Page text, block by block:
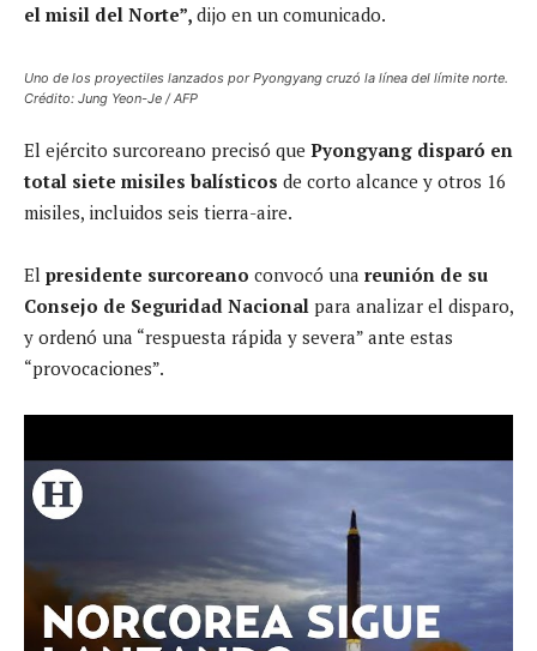
el misil del Norte”, dijo en un comunicado.
Uno de los proyectiles lanzados por Pyongyang cruzó la línea del límite norte.
Crédito: Jung Yeon-Je / AFP
El ejército surcoreano precisó que Pyongyang disparó en
total siete misiles balísticos de corto alcance y otros 16
misiles, incluidos seis tierra-aire.
El presidente surcoreano convocó una reunión de su
Consejo de Seguridad Nacional para analizar el disparo,
y ordenó una “respuesta rápida y severa” ante estas
“provocaciones”.